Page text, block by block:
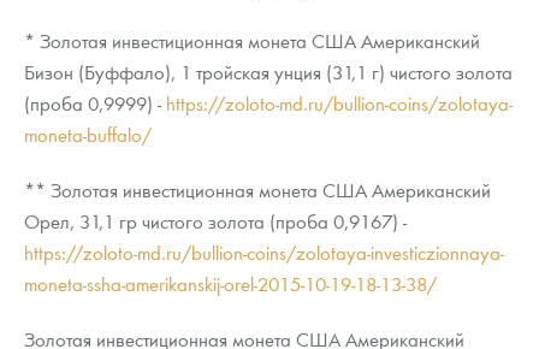
* Золотая инвестиционная монета США Американский
Бизон (Буффало), 1 тройская унция (31,1 г) чистого золота
(проба 0,9999) - https://zoloto-md.ru/bullion-coins/zolotaya-
moneta-buffalo/
** Золотая инвестиционная монета США Американский
Орел, 31,1 гр чистого золота (проба 0,9167) -
https://zoloto-md.ru/bullion-coins/zolotaya-investiczionnaya-
moneta-ssha-amerikanskij-orel-2015-10-19-18-13-38/
Золотая инвестиционная монета США Американский